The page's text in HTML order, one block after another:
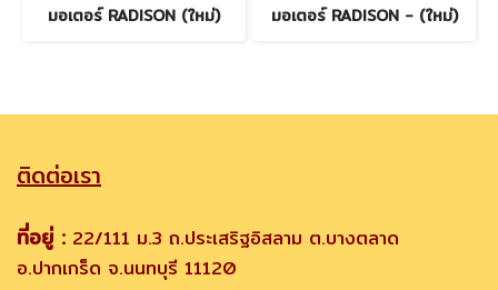
มอเตอร์ RADISON (ใหม่) มอเตอร์ RADISON - (ใหม่)
ติดต่อเรา
ที่อยู่ : 22/111 ม.3 ถ.ประเสริฐอิสลาม ต.บางตลาด
อ.ปากเกร็ด จ.นนทบุรี 11120